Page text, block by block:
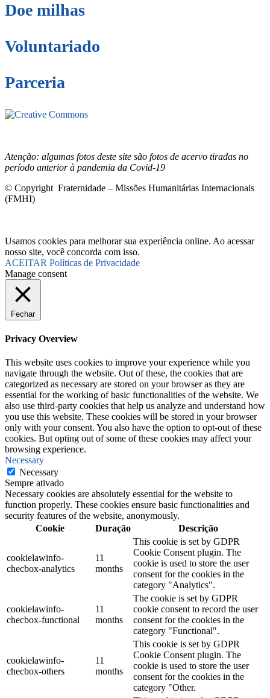
Doe milhas
Voluntariado
Parceria
Atenção: algumas fotos deste site são fotos de acervo tiradas no
período anterior à pandemia da Covid-19
© Copyright Fraternidade – Missões Humanitárias Internacionais
(FMHI)
Usamos cookies para melhorar sua experiência online. Ao acessar
nosso site, você concorda com isso.
ACEITAR Políticas de Privacidade
Manage consent
Fechar
Privacy Overview
This website uses cookies to improve your experience while you
navigate through the website. Out of these, the cookies that are
categorized as necessary are stored on your browser as they are
essential for the working of basic functionalities of the website. We
also use third-party cookies that help us analyze and understand how
you use this website. These cookies will be stored in your browser
only with your consent. You also have the option to opt-out of these
cookies. But opting out of some of these cookies may affect your
browsing experience.
Necessary
Necessary
Sempre ativado
Necessary cookies are absolutely essential for the website to
function properly. These cookies ensure basic functionalities and
security features of the website, anonymously.
Cookie
Duração Descrição
cookielawinfo-
checbox-analytics
11
months
This cookie is set by GDPR
Cookie Consent plugin. The
cookie is used to store the user
consent for the cookies in the
category "Analytics".
cookielawinfo-
checbox-functional
11
months
The cookie is set by GDPR
cookie consent to record the user
consent for the cookies in the
category "Functional".
cookielawinfo-
checbox-others
11
months
This cookie is set by GDPR
Cookie Consent plugin. The
cookie is used to store the user
consent for the cookies in the
category "Other.